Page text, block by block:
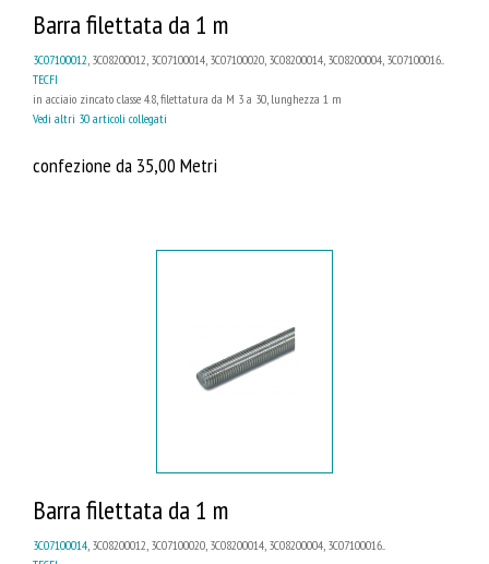
Barra filettata da 1 m
3C07100012, 3C08200012, 3C07100014, 3C07100020, 3C08200014, 3C08200004, 3C07100016...
TECFI
in acciaio zincato classe 4.8, filettatura da M 3 a 30, lunghezza 1 m
Vedi altri 30 articoli collegati
confezione da 35,00 Metri
Barra filettata da 1 m
3C07100014 , 3C08200012, 3C07100020, 3C08200014, 3C08200004, 3C07100016...